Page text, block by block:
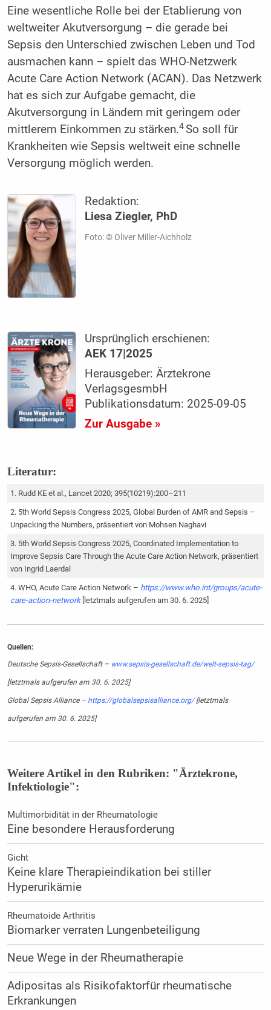
Eine wesentliche Rolle bei der Etablierung von
weltweiter Akutversorgung – die gerade bei
Sepsis den Unterschied zwischen Leben und Tod
ausmachen kann – spielt das WHO-Netzwerk
Acute Care Action Network (ACAN). Das Netzwerk
hat es sich zur Aufgabe gemacht, die
Akutversorgung in Ländern mit geringem oder
mittlerem Einkommen zu stärken.4So soll für
Krankheiten wie Sepsis weltweit eine schnelle
Versorgung möglich werden.
Redaktion:
Liesa Ziegler, PhD
Foto: © Oliver Miller-Aichholz
Ursprünglich erschienen:
AEK 17|2025
Herausgeber: Ärztekrone
VerlagsgesmbH
Publikationsdatum: 2025-09-05
Zur Ausgabe »
Literatur:
Rudd KE et al., Lancet 2020; 395(10219):200–211
5th World Sepsis Congress 2025, Global Burden of AMR and Sepsis –
Unpacking the Numbers, präsentiert von Mohsen Naghavi
5th World Sepsis Congress 2025, Coordinated Implementation to
Improve Sepsis Care Through the Acute Care Action Network, präsentiert
von Ingrid Laerdal
WHO, Acute Care Action Network – https://www.who.int/groups/acute-
care-action-network[letztmals aufgerufen am 30. 6. 2025]
Quellen:
Deutsche Sepsis-Gesellschaft – www.sepsis-gesellschaft.de/welt-sepsis-tag/
[letztmals aufgerufen am 30. 6. 2025]
Global Sepsis Alliance – https://globalsepsisalliance.org/[letztmals
aufgerufen am 30. 6. 2025]
Weitere Artikel in den Rubriken: "Ärztekrone,
Infektiologie":
Multimorbidität in der Rheumatologie
Eine besondere Herausforderung
Gicht
Keine klare Therapieindikation bei stiller
Hyperurikämie
Rheumatoide Arthritis
Biomarker verraten Lungenbeteiligung
Neue Wege in der Rheumatherapie
Adipositas als Risikofaktorfür rheumatische
Erkrankungen